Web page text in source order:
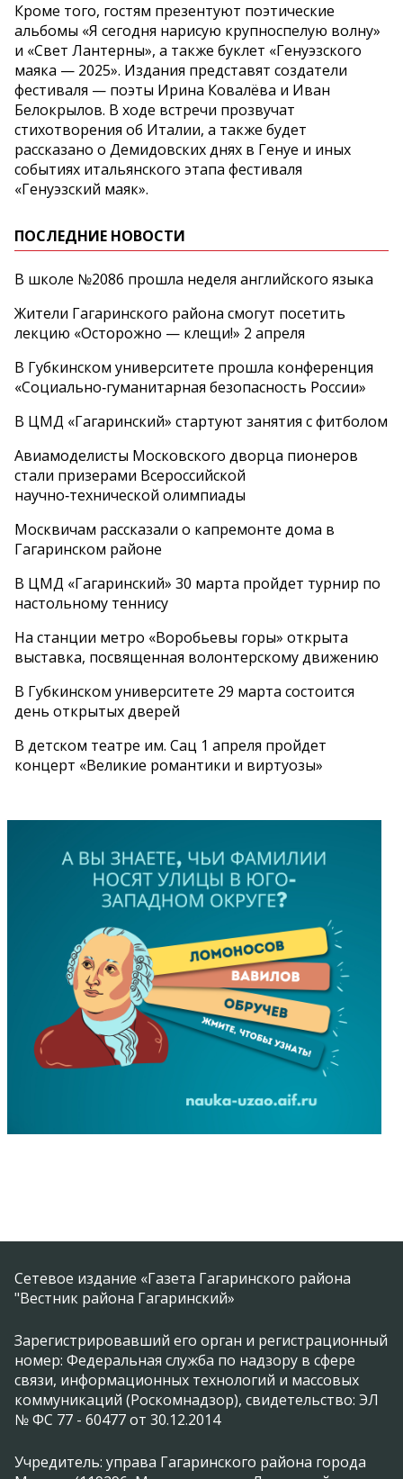
Кроме того, гостям презентуют поэтические
альбомы «Я сегодня нарисую крупноспелую волну»
и «Свет Лантерны», а также буклет «Генуэзского
маяка — 2025». Издания представят создатели
фестиваля — поэты Ирина Ковалёва и Иван
Белокрылов. В ходе встречи прозвучат
стихотворения об Италии, а также будет
рассказано о Демидовских днях в Генуе и иных
событиях итальянского этапа фестиваля
«Генуэзский маяк».
ПОСЛЕДНИЕ НОВОСТИ
В школе №2086 прошла неделя английского языка
Жители Гагаринского района смогут посетить
лекцию «Осторожно — клещи!» 2 апреля
В Губкинском университете прошла конференция
«Социально‑гуманитарная безопасность России»
В ЦМД «Гагаринский» стартуют занятия с фитболом
Авиамоделисты Московского дворца пионеров
стали призерами Всероссийской
научно‑технической олимпиады
Москвичам рассказали о капремонте дома в
Гагаринском районе
В ЦМД «Гагаринский» 30 марта пройдет турнир по
настольному теннису
На станции метро «Воробьевы горы» открыта
выставка, посвященная волонтерскому движению
В Губкинском университете 29 марта состоится
день открытых дверей
В детском театре им. Сац 1 апреля пройдет
концерт «Великие романтики и виртуозы»
Сетевое издание «Газета Гагаринского района
"Вестник района Гагаринский»
Зарегистрировавший его орган и регистрационный
номер: Федеральная служба по надзору в сфере
связи, информационных технологий и массовых
коммуникаций (Роскомнадзор), свидетельство: ЭЛ
№ ФС 77 - 60477 от 30.12.2014
Учредитель: управа Гагаринского района города